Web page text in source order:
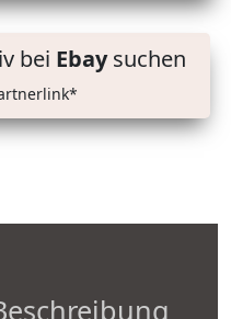
bei Ebaysuchen